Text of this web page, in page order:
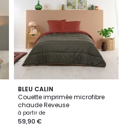
BLEU CALIN
Couette imprimée microfibre
chaude Reveuse
à partir de
59,90 €
5
/
5